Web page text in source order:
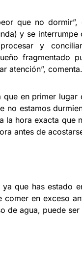
que no dormir”,
y se interrumpe
y
fragmentado
atención”, comenta.
que en primer lugar
no estamos
la hora exacta que
antes de
que has estado
comer en exceso
de agua, puede ser